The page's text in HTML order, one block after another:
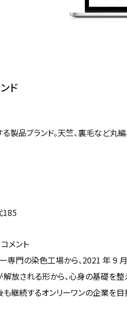
ド
製品ブランド。天竺、裏毛など丸
185
メント
ー専門の染色工場から、2021 年
放される形から、心身の基礎を整
継続するオンリーワンの企業を目